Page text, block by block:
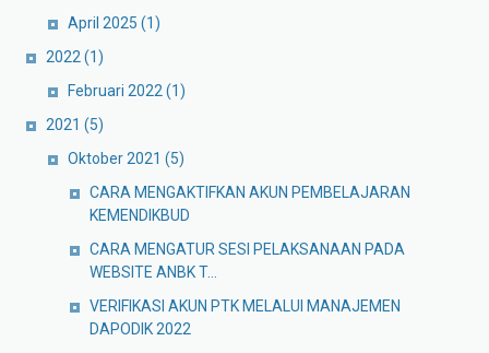
April 2025 (1)
2022(1)
Februari 2022(1)
2021 (5)
Oktober 2021 (5)
CARA MENGAKTIFKAN AKUN PEMBELAJARAN
KEMENDIKBUD
CARA MENGATUR SESI PELAKSANAAN PADA
WEBSITE ANBK T...
VERIFIKASI AKUN PTK MELALUI MANAJEMEN
DAPODIK 2022